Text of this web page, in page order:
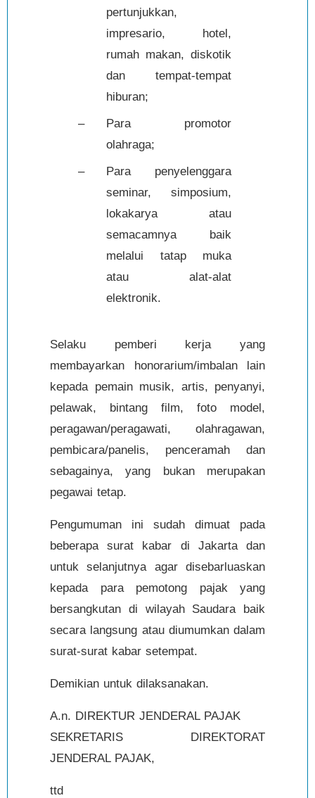
pertunjukkan,
impresario, hotel,
rumah makan, diskotik
dan tempat-tempat
hiburan;
–
Para promotor
olahraga;
–
Para penyelenggara
seminar, simposium,
lokakarya atau
semacamnya baik
melalui tatap muka
atau alat-alat
elektronik.
Selaku pemberi kerja yang
membayarkan honorarium/imbalan lain
kepada pemain musik, artis, penyanyi,
pelawak, bintang film, foto model,
peragawan/peragawati, olahragawan,
pembicara/panelis, penceramah dan
sebagainya, yang bukan merupakan
pegawai tetap.
Pengumuman ini sudah dimuat pada
beberapa surat kabar di Jakarta dan
untuk selanjutnya agar disebarluaskan
kepada para pemotong pajak yang
bersangkutan di wilayah Saudara baik
secara langsung atau diumumkan dalam
surat-surat kabar setempat.
Demikian untuk dilaksanakan.
A.n. DIREKTUR JENDERAL PAJAK
SEKRETARIS DIREKTORAT
JENDERAL PAJAK,
ttd